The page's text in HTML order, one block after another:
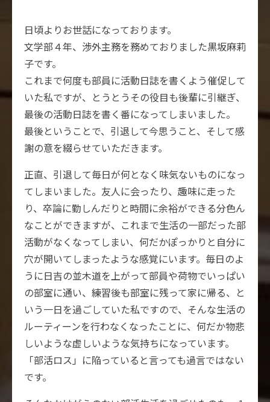
日頃よりお世話になっております。
文学部４年、渉外主務を務めておりました黒坂麻莉
子です。
これまで何度も部員に活動日誌を書くよう催促して
いた私ですが、とうとうその役目も後輩に引継ぎ、
最後の活動日誌を書く番になってしまいました。
最後ということで、引退して今思うこと、そして感
謝の意を綴らせていただきます。
正直、引退して毎日が何となく味気ないものになっ
てしまいました。友人に会ったり、趣味に走った
り、卒論に勤しんだりと時間に余裕ができる分色ん
なことができますが、これまで生活の一部だった部
活動がなくなってしまい、何だかぽっかりと自分に
穴が開いてしまったような感覚にいます。毎日のよ
うに日吉の並木道を上がって部員や荷物でいっぱい
の部室に通い、練習後も部室に残って家に帰る、と
いう一日を過ごしていた私ですので、そんな生活の
ルーティーンを行わなくなったことに、何だか物悲
しいような虚しいような気持ちになっています。
「部活ロス」に陥っていると言っても過言ではない
です。